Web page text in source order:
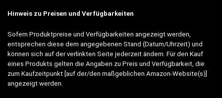
Hinweis zu Preisen und Verfügbarkeiten
Sofern Produktpreise und Verfügbarkeiten angezeigt werden,
entsprechen diese dem angegebenen Stand (Datum/Uhrzeit) und
können sich auf der verlinkten Seite jederzeit ändern. Für den Kauf
eines Produkts gelten die Angaben zu Preis und Verfügbarkeit, die
zum Kaufzeitpunkt [auf der/den maßgeblichen Amazon-Website(s)]
angezeigt werden.